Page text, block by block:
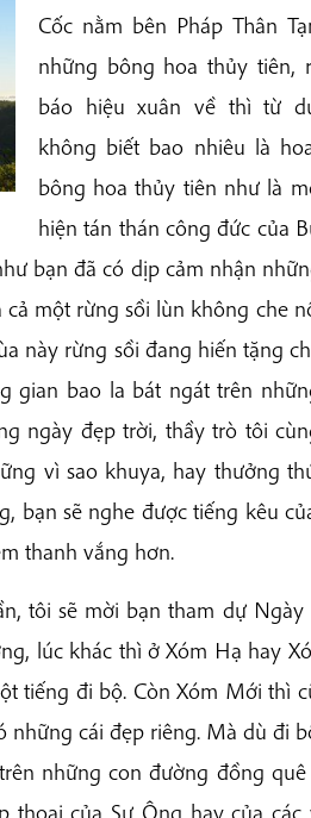
Cốc nằm bên Pháp Thân
những bông hoa thủy tiên,
báo hiệu xuân về thì từ
không biết bao nhiêu là
bông hoa thủy tiên như là
hiện tán thán công đức của
bạn đã có dịp cảm nhận
một rừng sồi lùn không che
này rừng sồi đang hiến tặng
gian bao la bát ngát trên
ngày đẹp trời, thầy trò tôi
vì sao khuya, hay thưởng
bạn sẽ nghe được tiếng kêu
thanh vắng hơn.
tôi sẽ mời bạn tham dự Ngày
lúc khác thì ở Xóm Hạ hay
tiếng đi bộ. Còn Xóm Mới thì
cái đẹp riêng. Mà dù đi
những con đường đồng quê
thoại của Sư Ông hay của